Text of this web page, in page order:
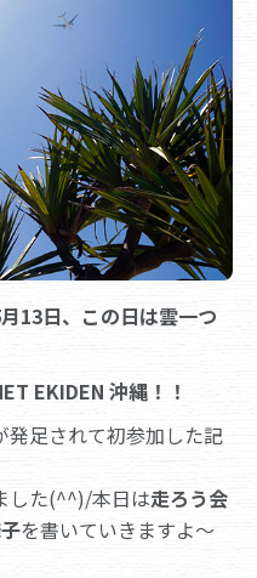
13日、この日は雲一つ
EKIDEN 沖縄！！
発足されて初参加した記
した(^^)/本日は走ろう会
を書いていきますよ～